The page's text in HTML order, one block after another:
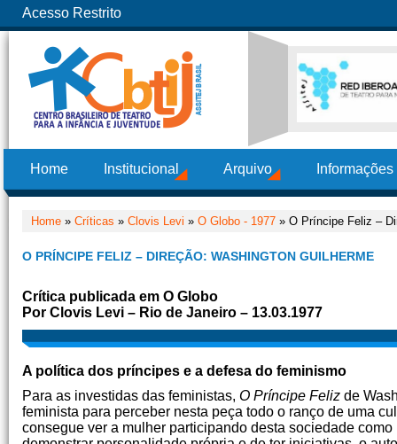
Acesso Restrito
Home Institucional Arquivo
Home » Críticas » Clovis Levi » O Globo - 1977 » O Príncipe Feliz –
O PRÍNCIPE FELIZ – DIREÇÃO: WASHINGTON GUILHERME
Crítica publicada em O Globo
Por Clovis Levi – Rio de Janeiro – 13.03.1977
A política dos príncipes e a defesa do feminismo
Para as investidas das feministas, O Príncipe Feliz de
feminista para perceber nesta peça todo o ranço de uma
consegue ver a mulher participando desta sociedade